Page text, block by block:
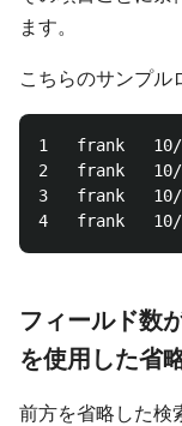
ます。
こちらのサンプル
1   frank   10/
2   frank   10/
3   frank   10/
フィールド数
を使用した省
前方を省略した検